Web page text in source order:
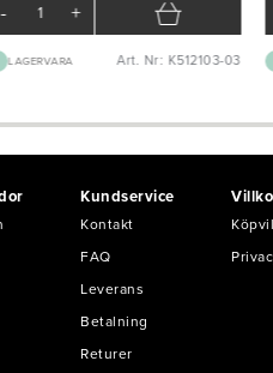
- +
LAGERVARA Art. Nr: K512103-03
Kundservice
Kontakt
FAQ
Leverans
Betalning
Returer